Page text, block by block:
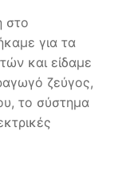
στο
για τα
και είδαμε
ζεύγος,
το σύστημα